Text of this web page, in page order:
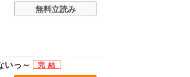
無料立読み
いっ～